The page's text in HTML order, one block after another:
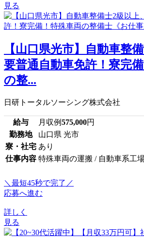
見る
【山口県光市】自動車整
要普通自動車免許！寮完
の整...
日研トータルソーシング株式会社
給与 月収例575,000円
勤務地
山口県 光市
寮・社宅 あり
仕事内容 特殊車両の運搬 / 自動車系工
＼最短45秒で完了／
応募へ進む
詳しく
見る